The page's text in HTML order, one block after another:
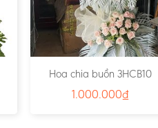
Hoa chia buồn 3HCB10
1.000.000₫